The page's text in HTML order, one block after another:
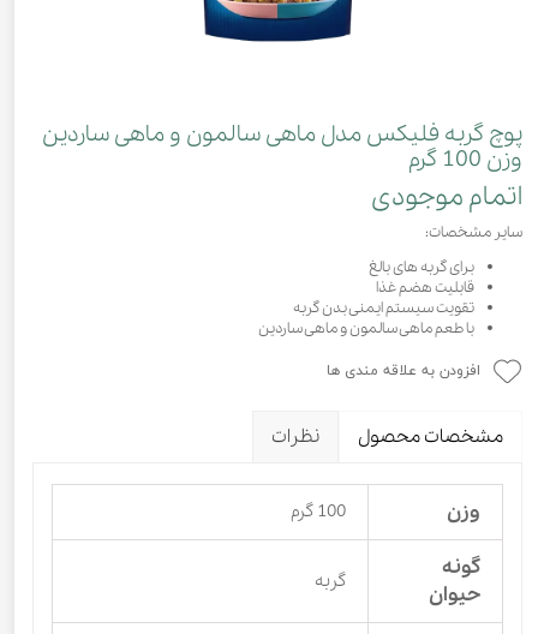
پوچ گربه فلیکس مدل ماهی سالمون و ماهی ساردین
وزن 100 گرم
اتمام موجودی
سایر مشخصات:
برای گربه های بالغ
قابلیت هضم غذا
تقویت سیستم ایمنی بدن گربه
با طعم ماهی سالمون و ماهی ساردین
افزودن به علاقه مندی ها
مشخصات محصول نظرات
وزن 100 گرم
گونه
حیوان
گربه